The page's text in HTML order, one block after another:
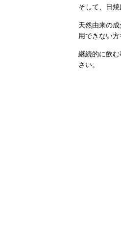
そして、日
天然由来の
用できない
継続的に飲
さい。